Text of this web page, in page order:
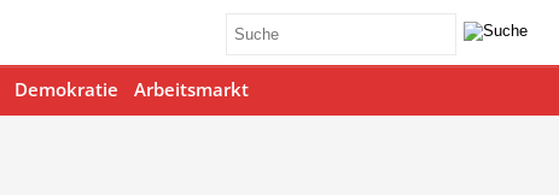
Demokratie Arbeitsmarkt